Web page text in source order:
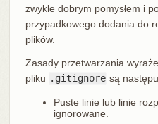
zwykle dobrym pomysłem i
przypadkowego dodania do
plików.
Zasady przetwarzania
pliku .gitignore są
Puste linie lub linie
ignorowane.